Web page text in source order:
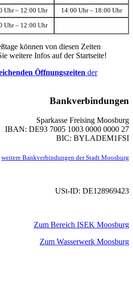
Uhr – 12:00 Uhr 14:00 Uhr – 18:00 Uhr
Uhr – 12:00 Uhr
können von diesen Zeiten
weitere Infos auf der Startseite!
Öffnungszeiten der
Bankverbindungen
Sparkasse Freising Moosburg
IBAN: DE93 7005 1003 0000 0000 27
BIC: BYLADEM1FSI
weitere Bankverbindungen der Stadt Moosburg
USt-ID: DE128969423
Zum Bereich ISEK Moosburg
Zum Wasserwerk Moosburg